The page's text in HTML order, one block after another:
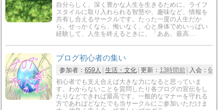
自分らしく、深く豊かな人生を生きるために、ライフ
スタイルに取り入れられる智慧や、趣味など、情報を
共有し合えるサークルです。たった一度の人生だか
ら、せっかくなら、悔いなく、心と身体でめいっぱい
経験して、人生を終えるときに、「ああ、最高…
ブログ初心者の集い
参加者： 659人 生活・文化 更新： 13時間前 入会： 6
初心者でも支え合えば大きな力になると思っていま
す。わからないことを質問したり各ブログの宣伝をし
たりなどできれば最高です。一般的なマナーを守れる
方であればどなたでも当サークルにご参加いただけま